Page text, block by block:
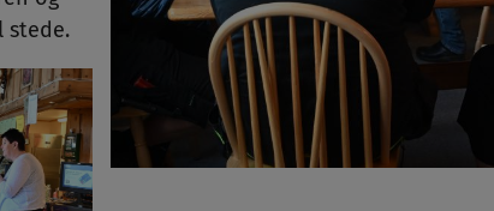
stede.